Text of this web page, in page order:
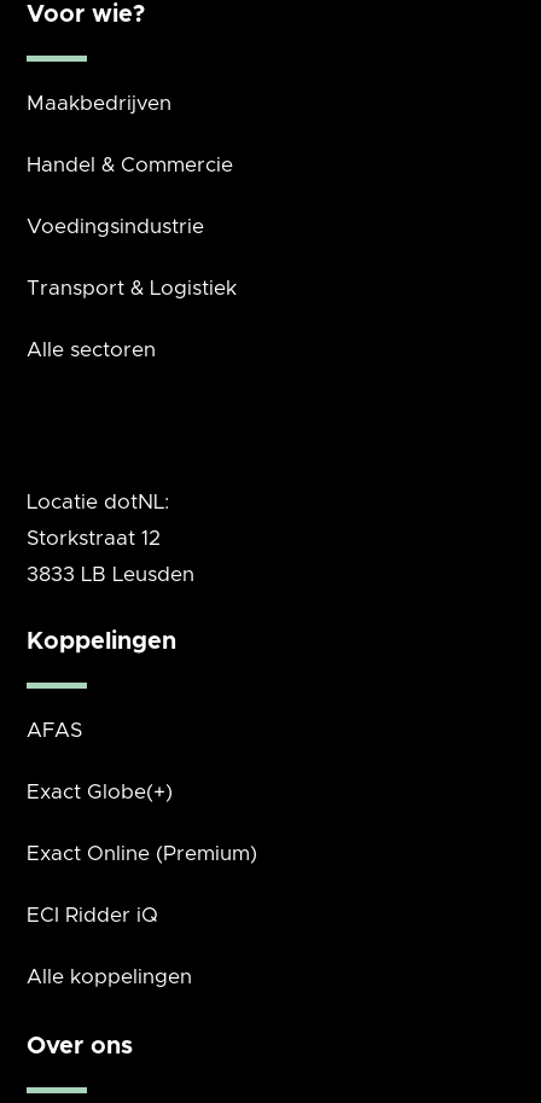
Voor wie?
Maakbedrijven
Handel & Commercie
Voedingsindustrie
Transport & Logistiek
Alle sectoren
Locatie dotNL:
Storkstraat 12
3833 LB Leusden
Koppelingen
AFAS
Exact Globe(+)
Exact Online (Premium)
ECI Ridder iQ
Alle koppelingen
Over ons